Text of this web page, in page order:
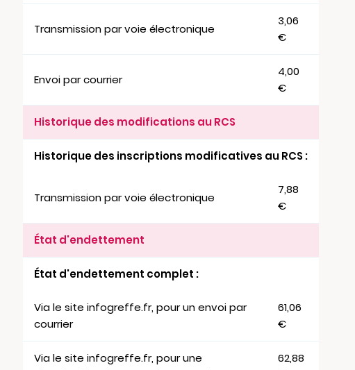
Transmission par voie électronique
3,06
€
Envoi par courrier
4,00
€
Historique des modifications au RCS
Historique des inscriptions modificatives au RCS :
Transmission par voie électronique
7,88
€
État d'endettement
État d'endettement complet :
Via le site infogreffe.fr, pour un envoi par
courrier
61,06
€
Via le site infogreffe.fr, pour une
62,88